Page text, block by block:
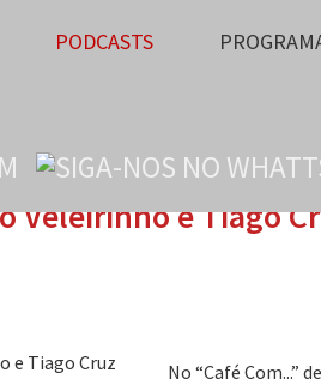
PODCASTS
Veleirinho e Tiago
No “Café Com...”